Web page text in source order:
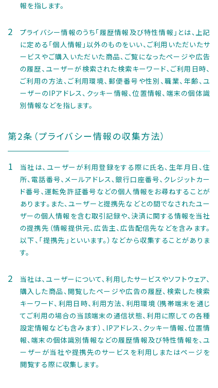
報を指します。
プライバシー情報のうち「履歴情報及び特性情報」とは、上記
に定める「個人情報」以外のものをいい、ご利用いただいたサ
ービスやご購入いただいた商品、ご覧になったページや広告
の履歴、ユーザーが検索された検索キーワード、ご利用日時、
ご利用の方法、ご利用環境、郵便番号や性別、職業、年齢、ユ
ーザーのIPアドレス、クッキー情報、位置情報、端末の個体識
別情報などを指します。
第2条（プライバシー情報の収集方法）
当社は、ユーザーが利用登録をする際に氏名、生年月日、住
所、電話番号、メールアドレス、銀行口座番号、クレジットカー
ド番号、運転免許証番号などの個人情報をお尋ねすることが
あります。また、ユーザーと提携先などとの間でなされたユー
ザーの個人情報を含む取引記録や、決済に関する情報を当社
の提携先（情報提供元、広告主、広告配信先などを含みます。
以下、｢提携先｣といいます。）などから収集することがありま
す。
当社は、ユーザーについて、利用したサービスやソフトウェア、
購入した商品、閲覧したページや広告の履歴、検索した検索
キーワード、利用日時、利用方法、利用環境（携帯端末を通じ
てご利用の場合の当該端末の通信状態、利用に際しての各種
設定情報なども含みます）、IPアドレス、クッキー情報、位置情
報、端末の個体識別情報などの履歴情報及び特性情報を、ユ
ーザーが当社や提携先のサービスを利用しまたはページを
閲覧する際に収集します。
在庫あり
並び順